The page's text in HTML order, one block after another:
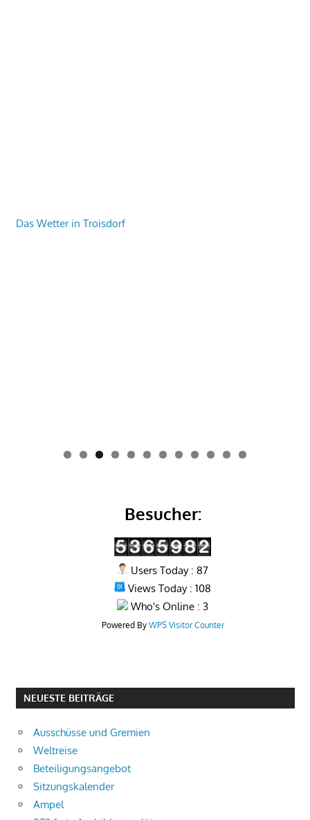
Das Wetter in Troisdorf
0 1 2
Besucher:
Users Today : 87
Views Today : 108
Who's Online : 3
Powered By WPS Visitor Counter
NEUESTE BEITRÄGE
Ausschüsse und Gremien
Weltreise
Beteiligungsangebot
Sitzungskalender
Ampel